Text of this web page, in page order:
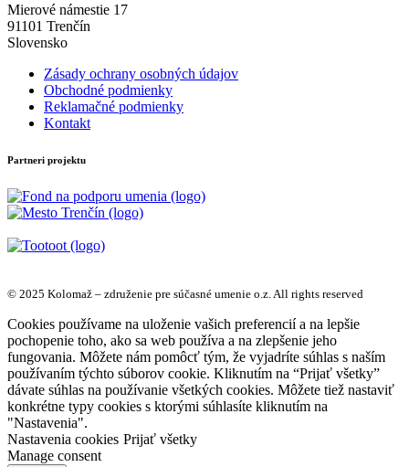
Mierové námestie 17
91101 Trenčín
Slovensko
Zásady ochrany osobných údajov
Obchodné podmienky
Reklamačné podmienky
Kontakt
Partneri projektu
© 2025 Kolomaž – združenie pre súčasné umenie o.z. All rights reserved
Cookies používame na uloženie vašich preferencií a na lepšie
pochopenie toho, ako sa web používa a na zlepšenie jeho
fungovania. Môžete nám pomôcť tým, že vyjadríte súhlas s naším
používaním týchto súborov cookie. Kliknutím na “Prijať všetky”
dávate súhlas na používanie všetkých cookies. Môžete tiež nastaviť
konkrétne typy cookies s ktorými súhlasíte kliknutím na
"Nastavenia".
Nastavenia cookies Prijať všetky
Manage consent